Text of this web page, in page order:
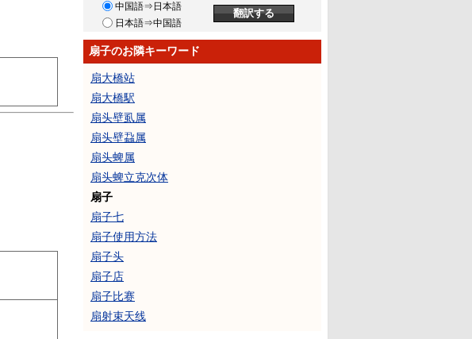
中国語⇒日本語
日本語⇒中国語
扇子のお隣キーワード
扇大橋站
扇大橋駅
扇头壁虱属
扇头壁蝨属
扇头蜱属
扇头蜱立克次体
扇子
扇子七
扇子使用方法
扇子头
扇子店
扇子比赛
扇射束天线